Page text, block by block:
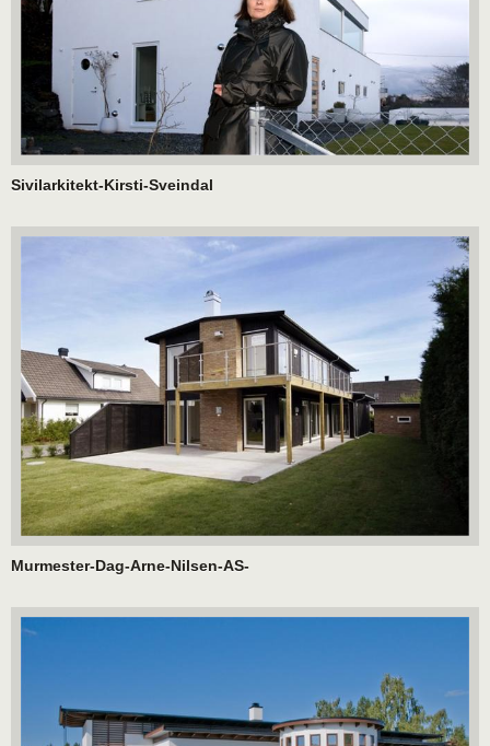
Sivilarkitekt-Kirsti-Sveindal
Murmester-Dag-Arne-Nilsen-AS-